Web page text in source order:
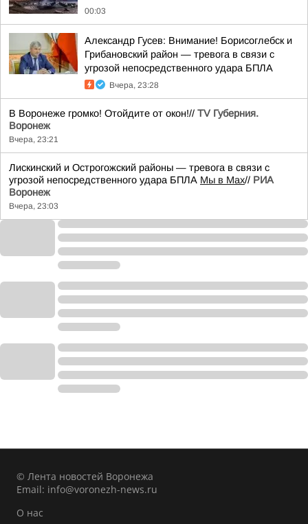
00:03
Александр Гусев: Внимание! Борисоглебск и
Грибановский район — тревога в связи с
угрозой непосредственного удара БПЛА
Вчера, 23:28
В Воронеже громко! Отойдите от окон!// TV Губерния.
Воронеж
Вчера, 23:21
Лискинский и Острогожский районы — тревога в связи с
угрозой непосредственного удара БПЛА Мы в Мах// РИА
Воронеж
Вчера, 23:03
© Лента новостей Воронежа
Email: info@voronezh-news.ru
О нас